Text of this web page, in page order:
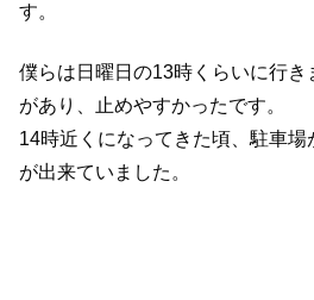
す。
僕らは日曜日の13時くらいに行き
があり、止めやすかったです。
14時近くになってきた頃、駐車場
が出来ていました。